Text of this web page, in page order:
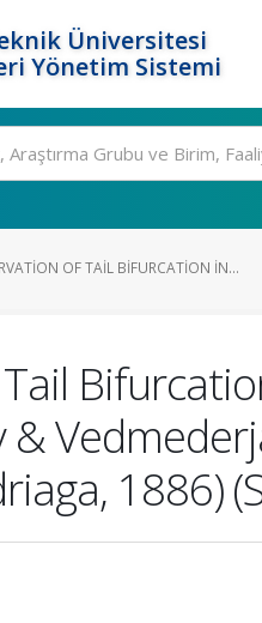
Üniversitesi
Yönetim Sistemi
OF TAIL BIFURCATION IN...
1886)